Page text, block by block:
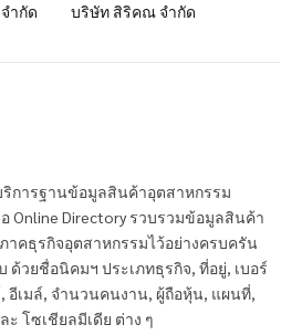
ำกัด บริษัท สิริคณ จำกัด
ริการฐานข้อมูลสินค้าอุตสาหกรรม
Online Directory รวบรวมข้อมูลสินค้า
าคธุรกิจอุตสาหกรรมไว้อย่างครบครัน
ด้วยชื่อนิคมฯ ประเภทธุรกิจ, ที่อยู่, เบอร์
อีเมล์, จำนวนคนงาน, ผู้ถือหุ้น, แผนที่,
ะ โซเชียลมีเดีย ต่าง ๆ